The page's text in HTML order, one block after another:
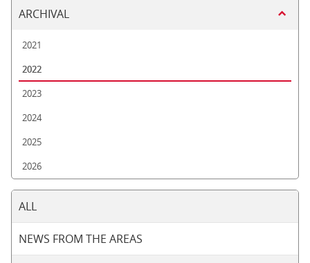
ARCHIVAL
2021
2022
2023
2024
2025
2026
ALL
NEWS FROM THE AREAS